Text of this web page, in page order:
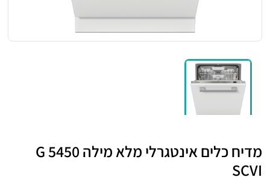
מדיח כלים אינטגרלי מלא מילה G 5450
SCVI